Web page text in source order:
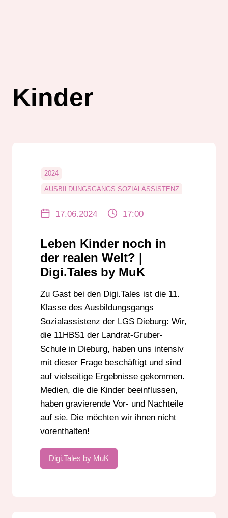
Kinder
2024
AUSBILDUNGSGANGS SOZIALASSISTENZ
LANDRAT-GRUBER-SCHULE
17.06.2024 17:00
Leben Kinder noch in
der realen Welt? |
Digi.Tales by MuK
Zu Gast bei den Digi.Tales ist die 11.
Klasse des Ausbildungsgangs
Sozialassistenz der LGS Dieburg: Wir,
die 11HBS1 der Landrat-Gruber-
Schule in Dieburg, haben uns intensiv
mit dieser Frage beschäftigt und sind
auf vielseitige Ergebnisse gekommen.
Medien, die die Kinder beeinflussen,
haben gravierende Vor- und Nachteile
auf sie. Die möchten wir ihnen nicht
vorenthalten!
Digi.Tales by MuK